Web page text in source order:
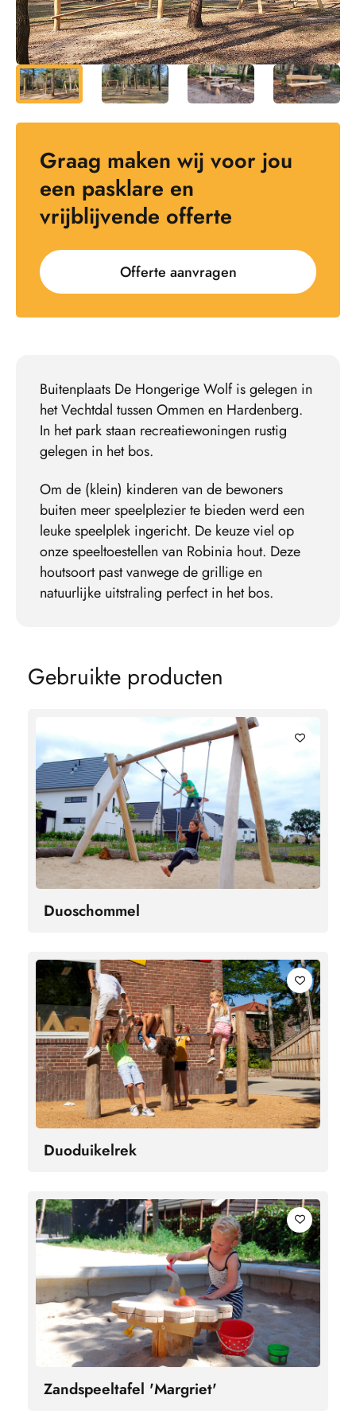
Graag maken wij voor jou
een pasklare en
vrijblijvende offerte
Offerte aanvragen
Buitenplaats De Hongerige Wolf is gelegen in
het Vechtdal tussen Ommen en Hardenberg.
In het park staan recreatiewoningen rustig
gelegen in het bos.
Om de (klein) kinderen van de bewoners
buiten meer speelplezier te bieden werd een
leuke speelplek ingericht. De keuze viel op
onze speeltoestellen van Robinia hout. Deze
houtsoort past vanwege de grillige en
natuurlijke uitstraling perfect in het bos.
Gebruikte producten
Duoschommel
Duoduikelrek
Zandspeeltafel 'Margriet'